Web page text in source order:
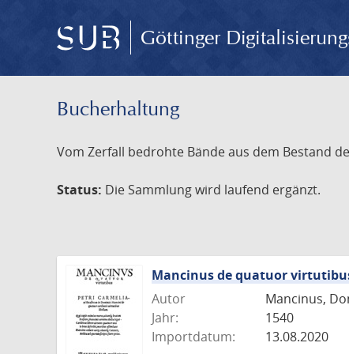
Göttinger
Bucherhaltung
Vom Zerfall bedrohte Bände aus dem Bestand
Status: Die Sammlung wird laufend ergänzt.
Mancinus de quatuor
Autor
Mancinus,
Jahr:
1540
Importdatum:
13.08.2020